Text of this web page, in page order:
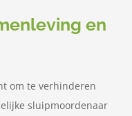
en
om te verhinderen
sluipmoordenaar